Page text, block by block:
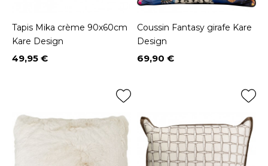
Tapis Mika crème 90x60cm
Kare Design
Prix
49,95 €
Coussin Fantasy girafe Kare
Design
Prix
69,90 €